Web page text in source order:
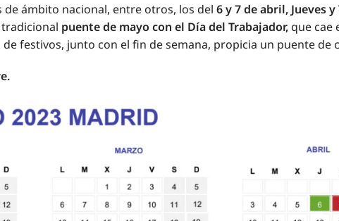
ámbito nacional, entre otros, los del 6 y 7 de abril, Jueves
puente de mayo con el Día del Trabajador, que cae
festivos, junto con el fin de semana, propicia un puente de